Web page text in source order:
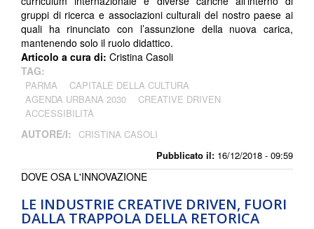
Pubblicato il: 16/12/2018 - 09:59
gruppi di ricerca e associazioni culturali del nostro paese ai
quali ha rinunciato con l’assunzione della nuova carica,
mantenendo solo il ruolo didattico.
Articolo a cura di: Cristina Casoli
TAG:
PARMA
CAPITALE DELLA CULTURA
AGENDA URBANA 2030
CREATIVE DRIVEN
ACCESSIBILITÀ
AUTORE/I: CRISTINA CASOLI
LE INDUSTRIE CREATIVE DRIVEN, FUORI
DALLA TRAPPOLA DELLA RETORICA
DOVE OSA L'INNOVAZIONE